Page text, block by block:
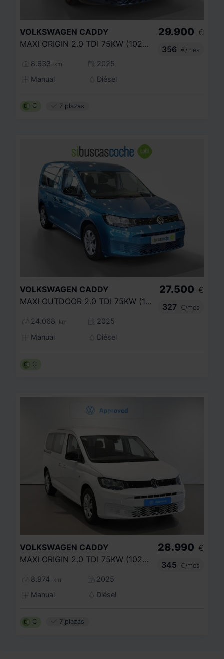
VOLKSWAGEN CADDY
MAXI ORIGIN 2.0 TDI 75KW (102CV)
8.633 km
2025
Manual
Diésel
29.900 €
356
€/mes
C 7 plazas
VOLKSWAGEN CADDY
MAXI OUTDOOR 2.0 TDI 75KW (102CV)
24.068 km
2025
Manual
Diésel
27.500 €
327
€/mes
C
VOLKSWAGEN CADDY
MAXI ORIGIN 2.0 TDI 75KW (102CV)
8.974 km
2025
Manual
Diésel
28.990 €
345
€/mes
C 7 plazas